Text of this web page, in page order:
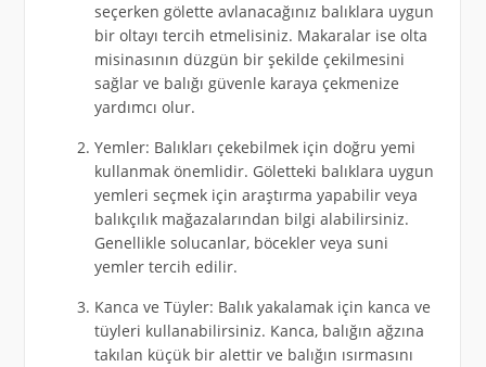
seçerken gölette avlanacağınız balıklara uygun
bir oltayı tercih etmelisiniz. Makaralar ise olta
misinasının düzgün bir şekilde çekilmesini
sağlar ve balığı güvenle karaya çekmenize
yardımcı olur.
Yemler: Balıkları çekebilmek için doğru yemi
kullanmak önemlidir. Göletteki balıklara uygun
yemleri seçmek için araştırma yapabilir veya
balıkçılık mağazalarından bilgi alabilirsiniz.
Genellikle solucanlar, böcekler veya suni
yemler tercih edilir.
Kanca ve Tüyler: Balık yakalamak için kanca ve
tüyleri kullanabilirsiniz. Kanca, balığın ağzına
takılan küçük bir alettir ve balığın ısırmasını